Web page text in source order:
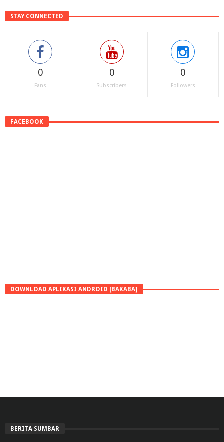
STAY CONNECTED
0
Fans
0
Subscribers
0
Followers
FACEBOOK
DOWNLOAD APLIKASI ANDROID [BAKABA]
BERITA SUMBAR